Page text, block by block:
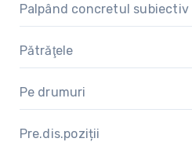
Palpând concretul subiectiv
Pătrăţele
Pe drumuri
Pre.dis.poziții